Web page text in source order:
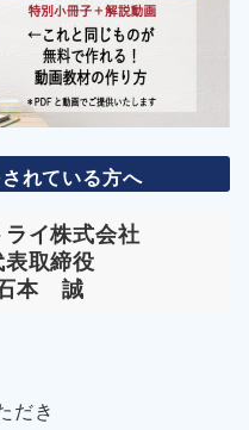
れている方へ
ライ株式会社
表取締役
本 誠
だき